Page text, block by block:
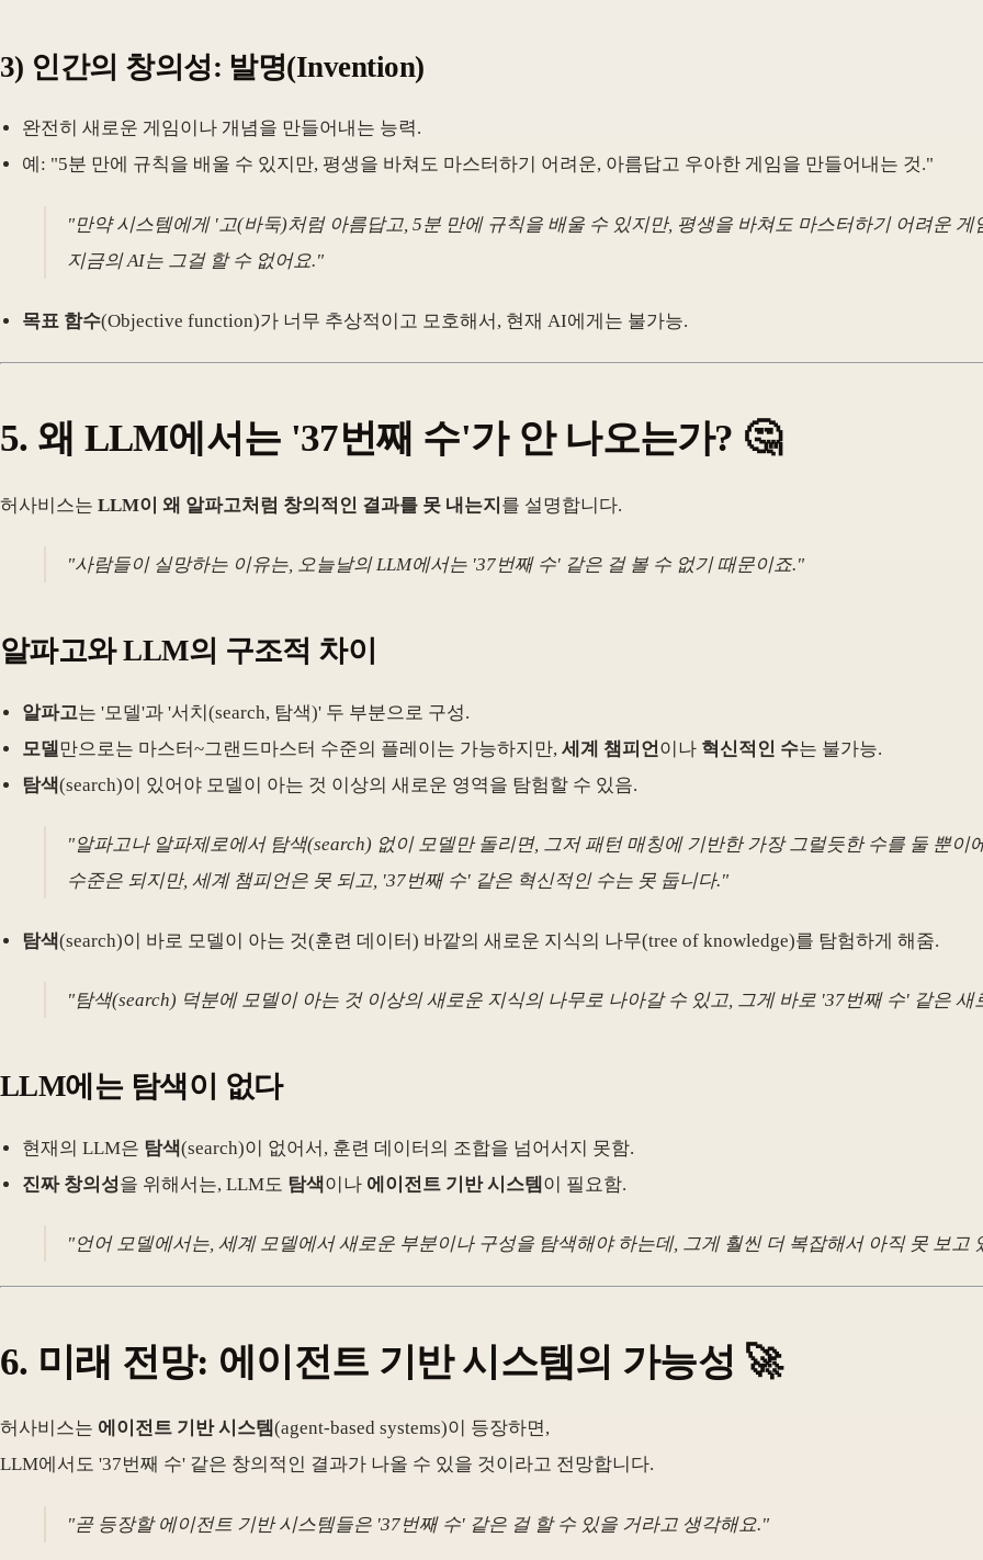
3) 인간의 창의성: 발명(Invention)
완전히 새로운 게임이나 개념을 만들어내는 능력.
예: "5분 만에 규칙을 배울 수 있지만, 평생을 바쳐도 마스터하기 어려운, 아름답고 우아한 게임을 만들어내는 것."
"만약 시스템에게 '고(바둑)처럼 아름답고, 5분 만에 규칙을 배울 수 있지만, 평생을 바쳐도 마스터하기 어려운
지금의 AI는 그걸 할 수 없어요."
목표 함수(Objective function)가 너무 추상적이고 모호해서, 현재 AI에게는 불가능.
5. 왜 LLM에서는 '37번째 수'가 안 나오는가? 🤔
허사비스는 LLM이 왜 알파고처럼 창의적인 결과를 못 내는지 를 설명합니다.
"사람들이 실망하는 이유는, 오늘날의 LLM에서는 '37번째 수' 같은 걸 볼 수 없기 때문이죠."
알파고와 LLM의 구조적 차이
알파고는 '모델'과 '서치(search, 탐색)' 두 부분으로 구성.
모델 만으로는 마스터~그랜드마스터 수준의 플레이는 가능하지만, 세계 챔피언 이나 혁신적인 수는 불가능.
탐색(search)이 있어야 모델이 아는 것 이상의 새로운 영역을 탐험할 수 있음.
"알파고나 알파제로에서 탐색(search) 없이 모델만 돌리면, 그저 패턴 매칭에 기반한 가장 그럴듯한 수를 둘 뿐이
수준은 되지만, 세계 챔피언은 못 되고, '37번째 수' 같은 혁신적인 수는 못 둡니다."
탐색(search)이 바로 모델이 아는 것(훈련 데이터) 바깥의 새로운 지식의 나무(tree of knowledge)를 탐험하게 해줌.
"탐색(search) 덕분에 모델이 아는 것 이상의 새로운 지식의 나무로 나아갈 수 있고, 그게 바로 '37번째 수' 같은
LLM에는 탐색이 없다
현재의 LLM은 탐색(search)이 없어서, 훈련 데이터의 조합을 넘어서지 못함.
진짜 창의성을 위해서는, LLM도 탐색이나 에이전트 기반 시스템 이 필요함.
"언어 모델에서는, 세계 모델에서 새로운 부분이나 구성을 탐색해야 하는데, 그게 훨씬 더 복잡해서 아직 못 보고
6. 미래 전망: 에이전트 기반 시스템의 가능성 🚀
허사비스는 에이전트 기반 시스템(agent-based systems)이 등장하면,
LLM에서도 '37번째 수' 같은 창의적인 결과가 나올 수 있을 것이라고 전망합니다.
"곧 등장할 에이전트 기반 시스템들은 '37번째 수' 같은 걸 할 수 있을 거라고 생각해요."